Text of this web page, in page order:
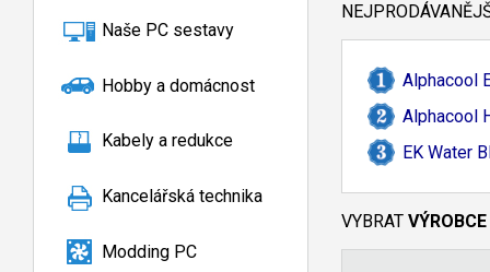
Naše PC sestavy
Hobby a domácnost
Kabely a redukce
Kancelářská technika
Modding PC
Alphacool
Alphacool
EK Water
VYBRAT VÝROBCE